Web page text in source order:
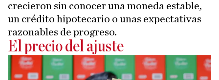
crecieron sin conocer una moneda estable,
un crédito hipotecario o unas expectativas
razonables de progreso.
El precio del ajuste